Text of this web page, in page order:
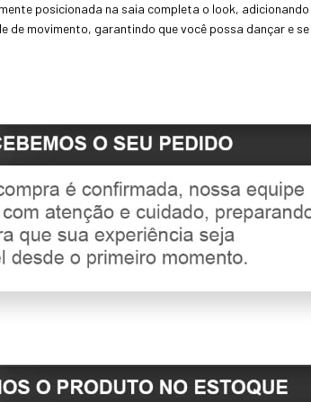
posicionada na saia completa o look,
de movimento, garantindo que você possa dançar e